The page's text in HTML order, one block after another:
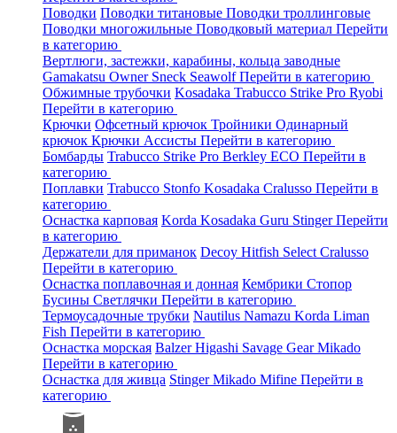
Поводки Поводки титановые Поводки троллинговые
Поводки многожильные Поводковый материал Перейти
в категорию
Вертлюги, застежки, карабины, кольца заводные
Gamakatsu Owner Sneck SeawolfПерейти в категорию
Обжимные трубочки Kosadaka Trabucco Strike Pro Ryobi
Перейти в категорию
Крючки Офсетный крючок Тройники Одинарный
крючок Крючки Ассисты Перейти в категорию
Бомбарды Trabucco Strike Pro Berkley ECO Перейти в
категорию
Поплавки Trabucco Stonfo Kosadaka Cralusso Перейти в
категорию
Оснастка карповая Korda Kosadaka Guru StingerПерейти
в категорию
Держатели для приманок Decoy Hitfish Select Cralusso
Перейти в категорию
Оснастка поплавочная и донная Кембрики Стопор
Бусины Светлячки Перейти в категорию
Термоусадочные трубки Nautilus Namazu Korda Liman
Fish Перейти в категорию
Оснастка морская BalzerHigashi Savage GearMikado
Перейти в категорию
Оснастка для живца StingerMikado Mifine Перейти в
категорию